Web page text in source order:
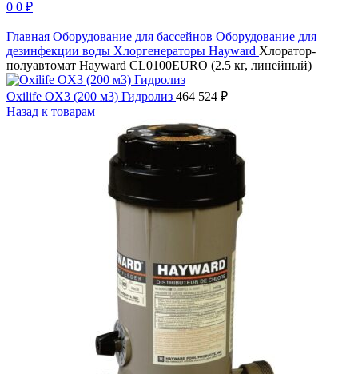
0 0 ₽
Главная Оборудование для бассейнов Оборудование для
дезинфекции воды Хлоргенераторы Hayward Хлоратор-
полуавтомат Hayward CL0100EURO (2.5 кг, линейный)
Oxilife OX3 (200 м3) Гидролиз 464 524 ₽
Назад к товарам